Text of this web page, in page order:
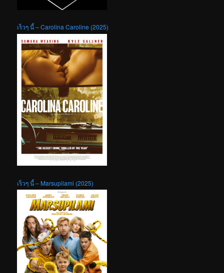
เร็วๆ นี้ – Carolina Caroline (2025)
เร็วๆ นี้ – Marsupilami (2025)